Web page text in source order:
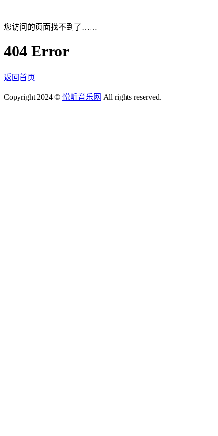
您访问的页面找不到了……
404 Error
返回首页
Copyright 2024 © 悦听音乐网 All rights reserved.